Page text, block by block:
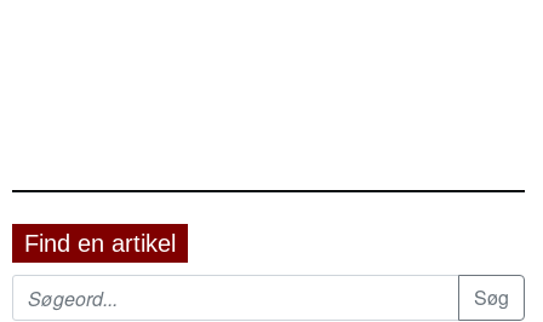
Find en artikel